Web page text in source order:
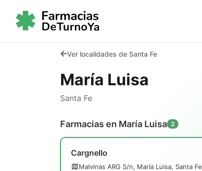
Ver localidades de Santa Fe
María Luisa
Santa Fe
Farmacias en María Luisa 2
Cargnello
Malvinas ARG S/n, María Luisa, Santa Fe